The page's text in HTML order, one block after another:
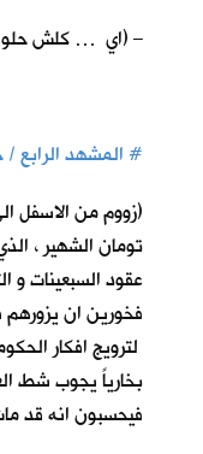
– (اي … كلش
#المشهد الرابع
(زووم من الاسفل
تومان الشهير ،
عقود السبعينات
فخورين ان
لترويج افكار
بخارياً يجوب شط
فيحسبون انه قد